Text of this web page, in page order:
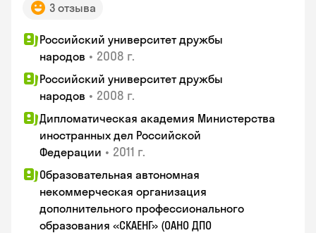
3 отзыва
Российский университет дружбы
народов • 2008 г.
Российский университет дружбы
народов • 2008 г.
Дипломатическая академия Министерства
иностранных дел Российской
Федерации • 2011 г.
Образовательная автономная
некоммерческая организация
дополнительного профессионального
образования «СКАЕНГ» (ОАНО ДПО